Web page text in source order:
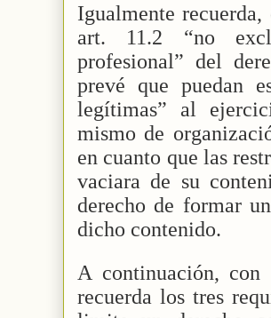
Igualmente
art. 11.2 “no
profesional” del
prevé que puedan
legítimas” al
mismo de
en cuanto que las
vaciara de su
derecho de formar
dicho contenido.
A continuación, con
recuerda los tres